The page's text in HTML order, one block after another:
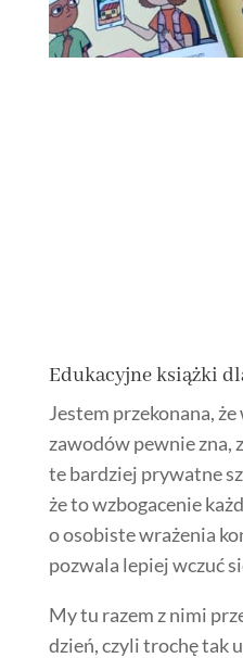
Edukacyjne książki
Jestem przekonana,
zawodów pewnie zna,
te bardziej prywatne
że to wzbogacenie
o osobiste wrażenia
pozwala lepiej wczuć
My tu razem z nimi
dzień, czyli trochę tak